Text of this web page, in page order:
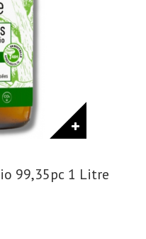
99,35pc 1 Litre